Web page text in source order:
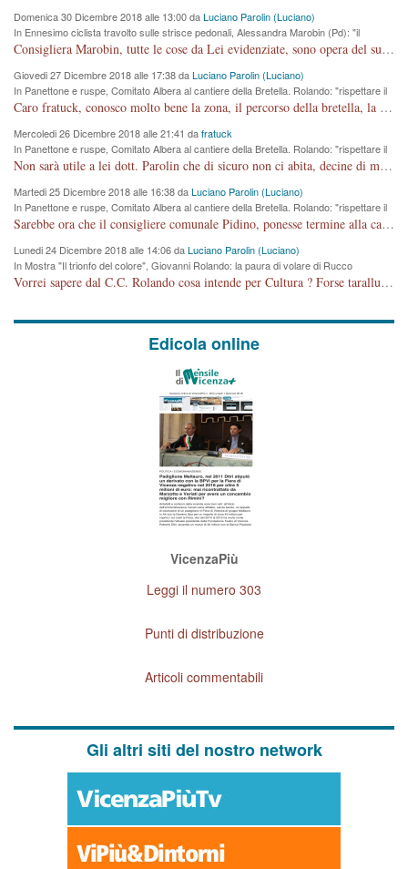
Domenica 30 Dicembre 2018 alle 13:00 daLuciano Parolin (Luciano)
In Ennesimo ciclista travolto sulle strisce pedonali, Alessandra Marobin (Pd): "il
Comune si svegli"
Consigliera Marobin, tutte le cose da Lei evidenziate, sono opera del suo ex Assessore e compagno di Partito Antonio Marco Dalla Pozza Assessore alla "progettazione" di piste ciclabili e altre porcherie. A lui manderei il conto da saldare per incidenti e danni alle persone. E' ora che "finiamola." Avete perso rassegnatevi. qui IL SINDACO RUCCO NON C'ENTRA PER NIENTE. CAPITO!!!!!!!! Amen.
Giovedi 27 Dicembre 2018 alle 17:38 daLuciano Parolin (Luciano)
In Panettone e ruspe, Comitato Albera al cantiere della Bretella. Rolando: "rispettare il
cronoprogramma"
Caro fratuck, conosco molto bene la zona, il percorso della bretella, la situazione dei cittadini, abito in Viale Trento. A partire dal 2003 ho partecipato al Comitato di Maddalene pro bretella, e a riunioni propositive per apportare modifiche al progetto. Numerose mie foto del territorio sono arrivate a Roma, altri miei interventi (non graditi dalla Sx) sono stati pubblicati dal GdV, assieme ad altri come Ciro Asproso, ora favorevole alla bretella. Ho partecipato alla raccolta firme per la chiusura della strada x 5 giorni eseguita dal Sindaco Hullwech per sforamento 180 Micro/g. Pertanto come impegno per la tematica sono apposto con la coscienza. Ora il Progetto è partito, fine! Voglio dire che la nuova Giunta "comunale" non c'entra più. L'opera sarà "malauguratamente" eseguita, ma non con il mio placet. Il Consigliere Comunale dovrebbe capire che la campagna elettorale è finita, con buona pace di tutti. Quello che invece dovrebbe interessare è la proprietà della strada, dall'uscita autostradale Ovest, sino alla Rotatoria dell'Albara, vi sono tre possessori: Autostrade SpA; La Provincia, il Comune. Come la mettiamo per il futuro ? I costi, da 50 sono saliti a 100 milioni di € come dire 20 milioni a KM (!) da non credere. Comunque si farà. Ma nessuno canti Vittoria, anzi meglio non farne un ulteriore fatto "partitico" per questioni elettorali o di seggio. Se mi manda la sua mail, sono disponibile ad inviare i documenti e le foto sopra descritte. Con ossequi, Luciano Parolin
Mercoledi 26 Dicembre 2018 alle 21:41 dafratuck
In Panettone e ruspe, Comitato Albera al cantiere della Bretella. Rolando: "rispettare il
cronoprogramma"
Non sarà utile a lei dott. Parolin che di sicuro non ci abita, decine di migliaia di TIR, automobili e padroncini che passano quotidianamente per una strada appena rotabile, non è più possibile stendere i panni, attraversare la strada senza rischiare la morte, le case stanno crepando, i tempi sono cambiati e la bretella non passerà assolutamente per maddalene (ma cosa sta a dire?!), dia invece responsabilità a chi ha costruito tagliando la strada che doveva invece terminare a isola vicentina e non al moracchino lasciando Motta di Costabissara ancora in panne di traffico. I tempi sono cambiati dottore e se l'anagrafe della vita stagna nell'essere umano impressioni conservatrici, la società non le considera perchè va avanti, si industrializza e ha bisogno di infrastrutture e di sviluppo. Ultima considerazione, se è geloso di Rolando perchè vede in lui solo campagne politiche mentre si difendono i SOLI diritti dei cittadini, la preghiamo faccia considerazioni più appropriate. Saluti e complimenti per i suoi scritti.
Martedi 25 Dicembre 2018 alle 16:38 daLuciano Parolin (Luciano)
In Panettone e ruspe, Comitato Albera al cantiere della Bretella. Rolando: "rispettare il
cronoprogramma"
Sarebbe ora che il consigliere comunale Pidino, ponesse termine alla campagna elettorale nel territorio del suo seggio Villaggio del Sole. La tiraca è iniziata, distruggerà 6 km di prateria ovest della città, ricca di fonti e sorgenti d'acqua. I cittadini di Maddalene non avranno più Pace la notte. Molta colpa per la costruzione di questa Strada è proprio del signor Rolando,dei suoi gazebo mobili e che vuol far passare questa opera VANDALICA come progetto "utile" a chi ? Non è cosa seria sig. Rolando!
Lunedi 24 Dicembre 2018 alle 14:06 daLuciano Parolin (Luciano)
In Mostra "Il trionfo del colore", Giovanni Rolando: la paura di volare di Rucco
Vorrei sapere dal C.C. Rolando cosa intende per Cultura ? Forse tarallucci, vino e sagre, o spaghetti tricolori del PD ? Il continuo (s)parlare della mostra a Palazzo Chiericati caro consigliere DANNEGGIA FORTEMENTE l'immagine della città TUTTA e fa deviare i consensi che in RUSSIA (badi bene ex U.R.S.S.) sono ECCELLENTI. A livello artistico l'evento è di alta Valenza culturale, COMPITO di Tutta la Cittadinanza fare il possibile per propagandare l'iniziativa senza farne UN CASO PARTITICO come fa Lei da sempre. Meno Gazebo + Partecipazione! E così sia. Amen.
Edicola online
VicenzaPiù
Leggi il numero 303
Punti di distribuzione
Articoli commentabili
Gli altri siti del nostro network